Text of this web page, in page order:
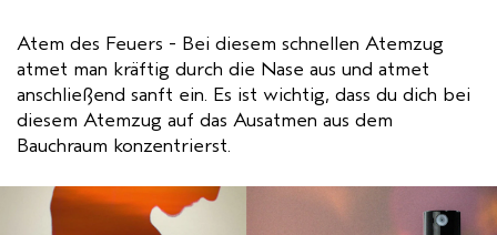
Atem des Feuers - Bei diesem schnellen Atemzug
atmet man kräftig durch die Nase aus und atmet
anschließend sanft ein. Es ist wichtig, dass du dich bei
diesem Atemzug auf das Ausatmen aus dem
Bauchraum konzentrierst.